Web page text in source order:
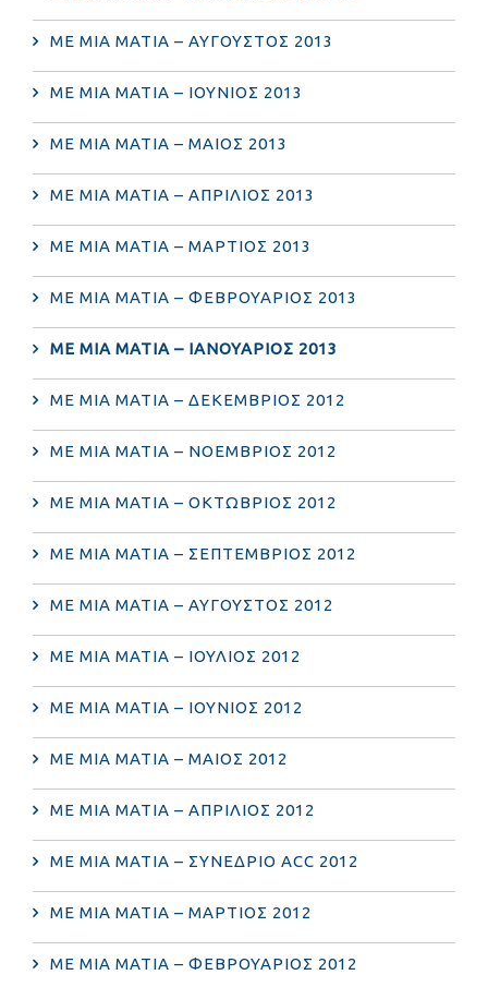
ΜΕ ΜΙΑ ΜΑΤΙΑ – ΑΥΓΟΥΣΤΟΣ 2013
ΜΕ ΜΙΑ ΜΑΤΙΑ – ΙΟΥΝΙΟΣ 2013
ΜΕ ΜΙΑ ΜΑΤΙΑ – ΜΑΙΟΣ 2013
ΜΕ ΜΙΑ ΜΑΤΙΑ – ΑΠΡΙΛΙΟΣ 2013
ΜΕ ΜΙΑ ΜΑΤΙΑ – ΜΑΡΤΙΟΣ 2013
ΜΕ ΜΙΑ ΜΑΤΙΑ – ΦΕΒΡΟΥΑΡΙΟΣ 2013
ΜΕ ΜΙΑ ΜΑΤΙΑ – ΙΑΝΟΥΑΡΙΟΣ 2013
ΜΕ ΜΙΑ ΜΑΤΙΑ – ΔΕΚΕΜΒΡΙΟΣ 2012
ΜΕ ΜΙΑ ΜΑΤΙΑ – ΝΟΕΜΒΡΙΟΣ 2012
ΜΕ ΜΙΑ ΜΑΤΙΑ – ΟΚΤΩΒΡΙΟΣ 2012
ΜΕ ΜΙΑ ΜΑΤΙΑ – ΣΕΠΤΕΜΒΡΙΟΣ 2012
ΜΕ ΜΙΑ ΜΑΤΙΑ – ΑΥΓΟΥΣΤΟΣ 2012
ΜΕ ΜΙΑ ΜΑΤΙΑ – ΙΟΥΛΙΟΣ 2012
ΜΕ ΜΙΑ ΜΑΤΙΑ – ΙΟΥΝΙΟΣ 2012
ΜΕ ΜΙΑ ΜΑΤΙΑ – ΜΑΙΟΣ 2012
ΜΕ ΜΙΑ ΜΑΤΙΑ – ΑΠΡΙΛΙΟΣ 2012
ΜΕ ΜΙΑ ΜΑΤΙΑ – ΣΥΝΕΔΡΙΟ ACC 2012
ΜΕ ΜΙΑ ΜΑΤΙΑ – ΜΑΡΤΙΟΣ 2012
ΜΕ ΜΙΑ ΜΑΤΙΑ – ΦΕΒΡΟΥΑΡΙΟΣ 2012